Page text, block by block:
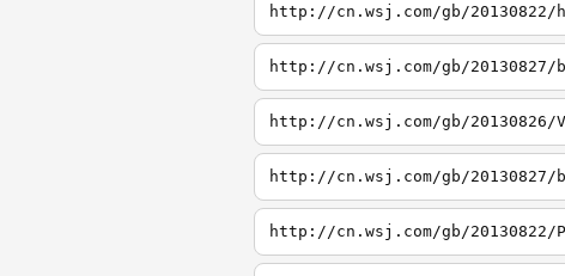
http://cn.wsj.com/gb/20130822/
http://cn.wsj.com/gb/20130827/
http://cn.wsj.com/gb/20130826/
http://cn.wsj.com/gb/20130827/
http://cn.wsj.com/gb/20130822/